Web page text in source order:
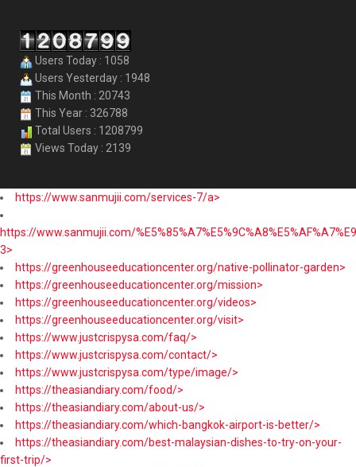
Users Today : 1058
Users Yesterday : 1948
This Month : 20743
This Year : 326788
Total Users : 1208799
Views Today : 2139
https://www.sanmujii.com/services-7/a>
https://www.sanmujii.com/
3>
https://greenhouseeducationcenter.org/native-pollinator-garden>
https://greenhouseeducationcenter.org/mission>
https://greenhouseeducationcenter.org/videos>
https://greenhouseeducationcenter.org/visit>
https://www.justcrispysa.com/faq/>
https://www.justcrispysa.com/contact/>
https://www.justcrispysa.com/type/image/>
https://theasiandiary.com/food/>
https://theasiandiary.com/about-us/>
https://theasiandiary.com/which-bangkok-airport-is-better/>
https://theasiandiary.com/best-malaysian-dishes-to-try-on-your-
first-trip/>